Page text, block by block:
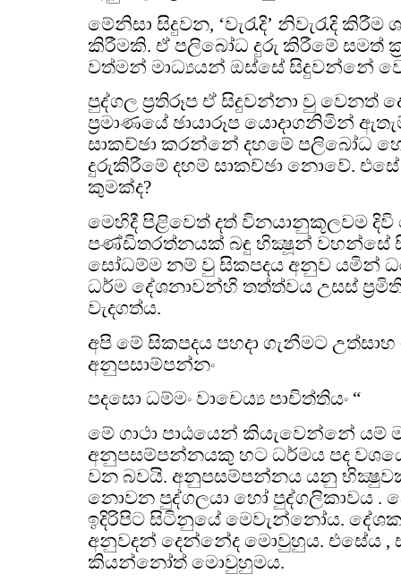
මේනිසා සිදුවන, ‘වැරැදි’ නිවැරැදි
කිරීමකි. ඒ පලිබෝධ දුරු කිරීමේ සමත්
වත්මන් මාධ්‍යයන් ඔස්සේ සිදුවන්නේ
පුද්ගල ප්‍රතිරූප ඒ සිදුවන්නා වු වෙනත්
ප්‍රමාණයේ ඡායාරූප යොදාගනිමින්
සාකච්ඡා කරන්නේ දහමේ පලිබෝධ
දුරුකිරීමේ දහම් සාකච්ඡා නොවේ.
කුමක්ද?
මෙහිදී පිළිවෙත් දත් විනයානුකූලවම
පණ්ඩිතරත්නයක් බඳු භික්‍ෂූන් වහන්සේ
සෝධම්ම නම් වු සිකපදය අනුව යමින්
ධර්ම දේශනාවන්හි තත්ත්වය උසස්
වැදගත්ය.
අපි මේ සිකපදය පහදා ගැනීමට
අනුපසාම්පන්නං
පදසො ධම්මං වාචෙය්‍ය පාචිත්තියං “
මේ ගාථා පාඨයෙන් කියැවෙන්නේ
අනුපසම්පන්නයකු හට ධර්මය පද
වන බවයි. අනුපසම්පන්නය යනු
නොවන පුද්ගලයා හෝ පුද්ගලිකාවය .
ඉදිරිපිට සිටිනුයේ මෙවැන්නෝය.
අනුවදන් දෙන්නේද මොවුහුය. එසේය ,
කියන්නෝත් මොවුහුමය.